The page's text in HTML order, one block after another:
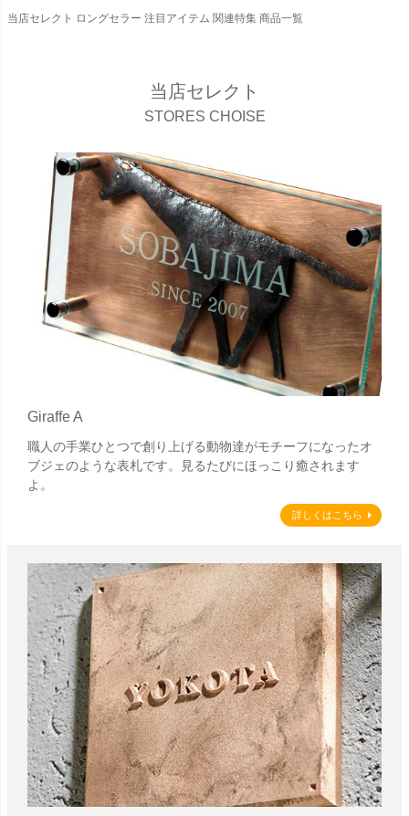
当店セレクト ロングセラー 注目アイテム 関連特集 商品一覧
当店セレクト
STORES CHOISE
Giraffe A
職人の手業ひとつで創り上げる動物達がモチーフになったオ
ブジェのような表札です。見るたびにほっこり癒されます
よ。
詳しくはこちら